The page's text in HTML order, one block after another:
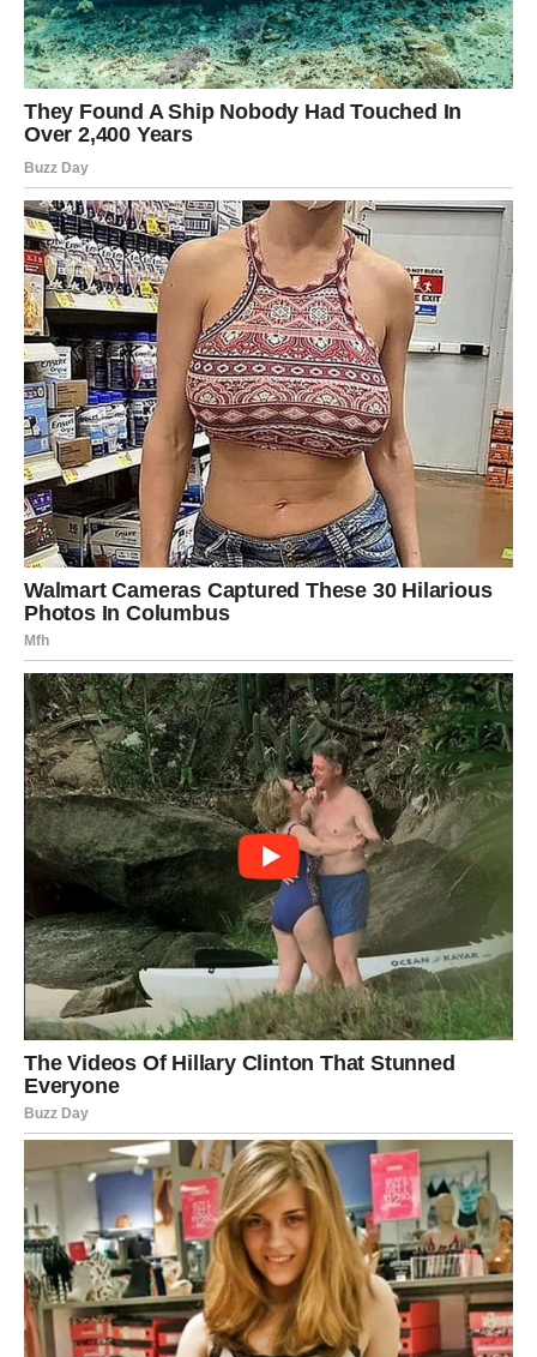
Kada skinete foliju, na ljusci će ostati nepravilne,
razlivene šare koje podsećaju na mermer – svako jaje
biće jedinstveno, a trud minimalan.
Ova tehnika je savršena za one koji žele kreativna,
efektna i neobična jaja bez komplikovanih koraka ili alata.
PREUZMITE BESPLATNO!
⋆ KNJIGA SA RECEPTIMA ⋆
Upiši svoj email i preuzmi BESPLATNU
knjigu s receptima! Uživaj u jednostavnim
i ukusnim jelima koja će osvojiti tvoje
najdraže.
Jednim klikom preuzmi knjigu s najboljim
receptima!